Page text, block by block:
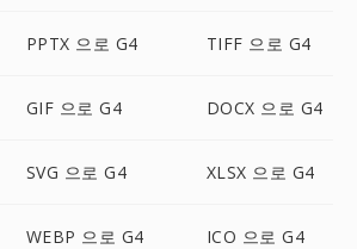
PPTX 으로 G4 TIFF 으로 G4
GIF 으로 G4 DOCX 으로 G4
SVG 으로 G4 XLSX 으로 G4
WEBP 으로 G4 ICO 으로 G4